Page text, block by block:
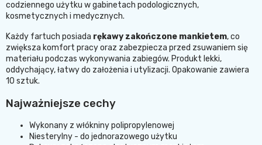
codziennego użytku w gabinetach podologicznych,
kosmetycznych i medycznych.
Każdy fartuch posiada rękawy zakończone mankietem, co
zwiększa komfort pracy oraz zabezpiecza przed zsuwaniem się
materiału podczas wykonywania zabiegów. Produkt lekki,
oddychający, łatwy do założenia i utylizacji. Opakowanie zawiera
10 sztuk.
Najważniejsze cechy
Wykonany z włókniny polipropylenowej
Niesterylny - do jednorazowego użytku